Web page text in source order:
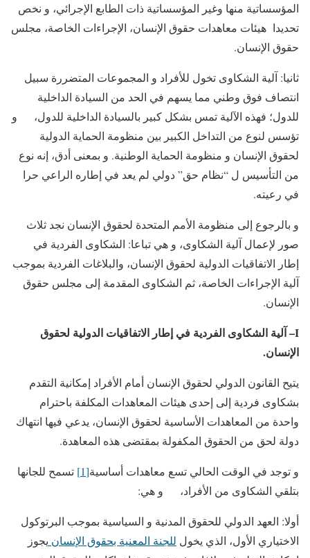
المؤسساتية منها وغير المؤسساتية ذات الطابع الإجرائي، و نخص
تحديدا هيئات معاهدات حقوق الإنسان، الإجراءات الخاصة، مجلس
حقوق الإنسان.
ثانيا: آلية الشكاوى تخول للأفراد و المجموعات المتضررة سبيل
انتصاف فوق وطني مما يسهم في الحد من السيادة الداخلية
للدول؛ فهذه الآلية تمس بشكل كبير بالسيادة الداخلية للدول، و
تؤسس لنوع من التداخل الكبير بين منظومة الحماية الدولية
لحقوق الإنسان و منظومة الحماية الوطنية. و بمعنى أدق، إنه نوع
من التأسيس ل “نظام حق” دولي لم يعد في إطاره الراعي حرا
في رعيته.
و بالرجوع إلى منظومة الأمم المتحدة لحقوق الإنسان نجد ثلاث
صور لإعمال آلية الشكاوى، و هي تباعا: الشكاوى الفردية في
إطار الاتفاقيات الدولية لحقوق الإنسان، والبلاغات الفردية بموجب
آلية الإجراءات الخاصة، ثم الشكاوى المقدمة إلى مجلس حقوق
الإنسان.
I– آلية الشكاوى الفردية في إطار الاتفاقيات الدولية لحقوق
الإنسان.
يتيح القانون الدولي لحقوق الإنسان أمام الأفراد إمكانية التقدم
بشكاوى فردية إلى إحدى هيئات المعاهدات المكلفة باحترام
واحدة من المعاهدات الأساسية لحقوق الإنسان، يدعي فيها انتهاك
دولة لحق من الحقوق المكفولة بمقتضى هذه المعاهدة.
و توجد في الوقت الحالي تسع معاهدات أساسية[1]
تسمح للجانها
بتلقي الشكاوى من الأفراد، و هي:
أولا: العهد الدولي للحقوق المدنية و السياسية بموجب البرتوكول
الاختياري الأول، الذي يخول للجنة المعنية بحقوق الإنسان يجوز